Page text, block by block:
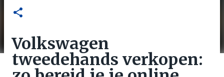
Volkswagen
tweedehands verkopen: